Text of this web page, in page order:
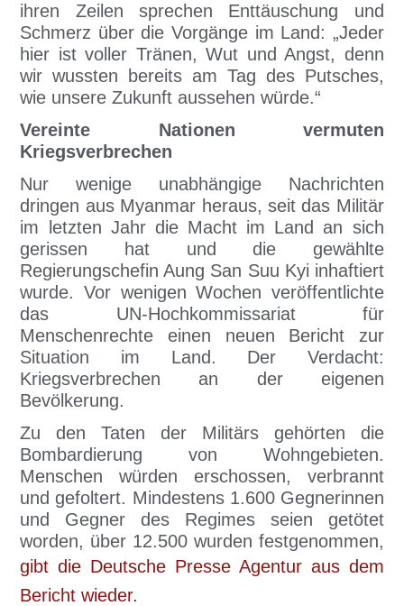
ihren Zeilen sprechen Enttäuschung und
Schmerz über die Vorgänge im Land: „Jeder
hier ist voller Tränen, Wut und Angst, denn
wir wussten bereits am Tag des Putsches,
wie unsere Zukunft aussehen würde.“
Vereinte Nationen vermuten
Kriegsverbrechen
Nur wenige unabhängige Nachrichten
dringen aus Myanmar heraus, seit das Militär
im letzten Jahr die Macht im Land an sich
gerissen hat und die gewählte
Regierungschefin Aung San Suu Kyi inhaftiert
wurde. Vor wenigen Wochen veröffentlichte
das UN-Hochkommissariat für
Menschenrechte einen neuen Bericht zur
Situation im Land. Der Verdacht:
Kriegsverbrechen an der eigenen
Bevölkerung.
Zu den Taten der Militärs gehörten die
Bombardierung von Wohngebieten.
Menschen würden erschossen, verbrannt
und gefoltert. Mindestens 1.600 Gegnerinnen
und Gegner des Regimes seien getötet
worden, über 12.500 wurden festgenommen,
gibt die Deutsche Presse Agentur aus dem
Bericht wieder.